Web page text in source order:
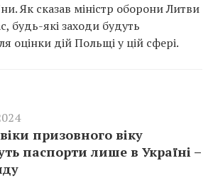
Як сказав міністр оборони Литви
будь-які заходи будуть
оцінки дій Польщі у цій сфері.
призовного віку
паспорти лише в Україні –